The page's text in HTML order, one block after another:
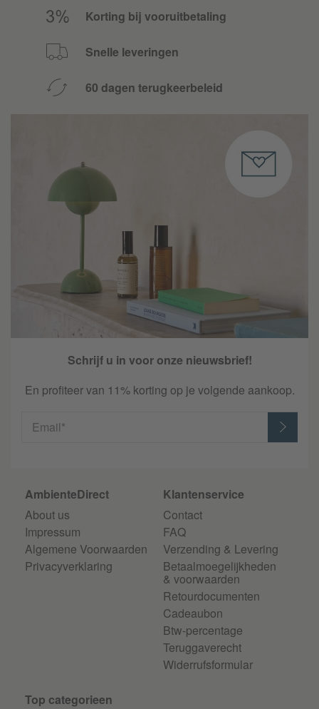
Korting bij vooruitbetaling
Snelle leveringen
60 dagen terugkeerbeleid
Schrijf u in voor onze nieuwsbrief!
En profiteer van 11% korting op je volgende aankoop.
Email*
AmbienteDirect
About us
Impressum
Algemene Voorwaarden
Privacyverklaring
Klantenservice
Contact
FAQ
Verzending & Levering
Betaalmoegelijkheden
& voorwaarden
Retourdocumenten
Cadeaubon
Btw-percentage
Teruggaverecht
Widerrufsformular
Top categorieen